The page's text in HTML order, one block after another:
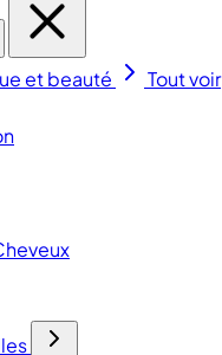
et beauté
Tout voir